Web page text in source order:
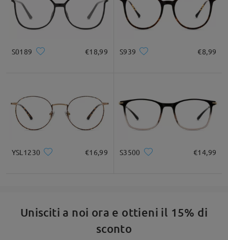
S0189 €18,99 S939 €8,99
YSL1230 €16,99 S3500 €14,99
Unisciti a noi ora e ottieni il 15% di
sconto